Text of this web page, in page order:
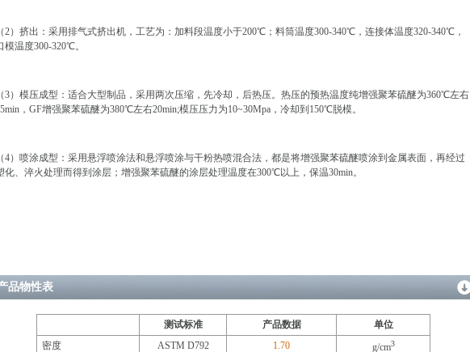
（2）挤出：采用排气式挤出机，工艺为：加料段温度小于200℃；料筒温度300-340℃，连接体温度320-340℃，
模温度300-320℃。
（3）模压成型：适合大型制品，采用两次压缩，先冷却，后热压。热压的预热温度纯增强聚苯硫醚为360℃左右
，GF增强聚苯硫醚为380℃左右20min;模压压力为10~30Mpa，冷却到150℃脱模。
（4）喷涂成型：采用悬浮喷涂法和悬浮喷涂与干粉热喷混合法，都是将增强聚苯硫醚喷涂到金属表面，再经过
化、淬火处理而得到涂层；增强聚苯硫醚的涂层处理温度在300℃以上，保温30min。
品物性表
测试标准 产品数据
单位
密度
ASTM D792 1.70 g/cm3